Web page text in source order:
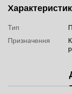
Тип
Призначення